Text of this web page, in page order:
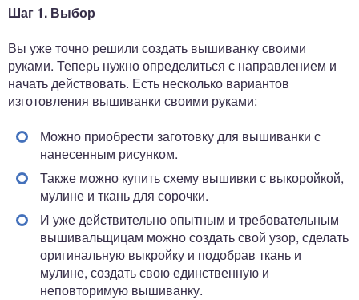
Шаг 1. Выбор
Вы уже точно решили создать вышиванку своими
руками. Теперь нужно определиться с направлением и
начать действовать. Есть несколько вариантов
изготовления вышиванки своими руками:
Можно приобрести заготовку для вышиванки с
нанесенным рисунком.
Также можно купить схему вышивки с выкоройкой,
мулине и ткань для сорочки.
И уже действительно опытным и требовательным
вышивальщицам можно создать свой узор, сделать
оригинальную выкройку и подобрав ткань и
мулине, создать свою единственную и
неповторимую вышиванку.